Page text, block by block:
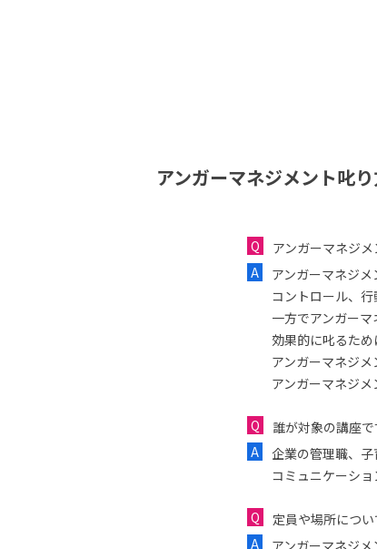
アンガーマネジメント叱
アンガーマネジ
アンガーマネジ
コントロール、行
一方でアンガー
効果的に叱るた
アンガーマネジ
アンガーマネジ
誰が対象の講座で
企業の管理職、
コミュニケーシ
定員や場所につい
アンガーマネジ